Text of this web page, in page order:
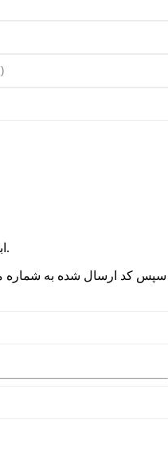
1 - ابتدا شماره موبایل خود را وارد کنید.